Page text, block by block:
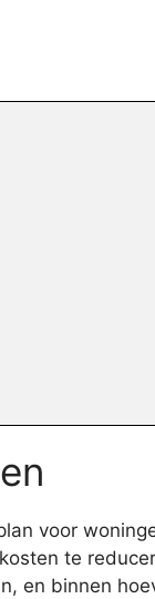
voor
te
en binnen